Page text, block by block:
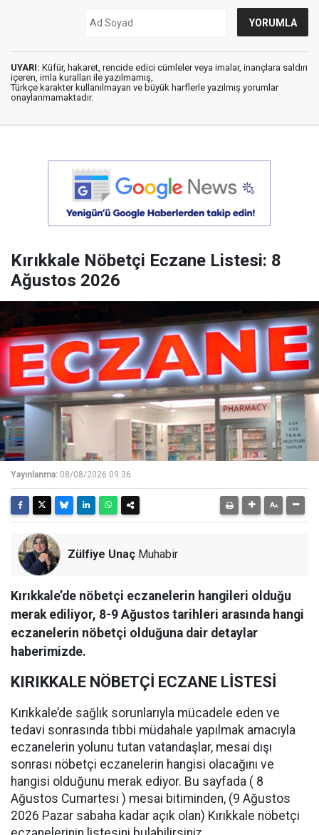
UYARI: Küfür, hakaret, rencide edici cümleler veya imalar, inançlara saldırı
içeren, imla kuralları ile yazılmamış,
Türkçe karakter kullanılmayan ve büyük harflerle yazılmış yorumlar
onaylanmamaktadır.
Kırıkkale Nöbetçi Eczane Listesi: 8
Ağustos 2026
Yayınlanma: 08/08/2026 09:36
Zülfiye Unaç Muhabir
Kırıkkale’de nöbetçi eczanelerin hangileri olduğu
merak ediliyor, 8-9 Ağustos tarihleri arasında hangi
eczanelerin nöbetçi olduğuna dair detaylar
haberimizde.
KIRIKKALE NÖBETÇİ ECZANE LİSTESİ
Kırıkkale’de sağlık sorunlarıyla mücadele eden ve
tedavi sonrasında tıbbi müdahale yapılmak amacıyla
eczanelerin yolunu tutan vatandaşlar, mesai dışı
sonrası nöbetçi eczanelerin hangisi olacağını ve
hangisi olduğunu merak ediyor. Bu sayfada ( 8
Ağustos Cumartesi ) mesai bitiminden, (9 Ağustos
2026 Pazar sabaha kadar açık olan) Kırıkkale nöbetçi